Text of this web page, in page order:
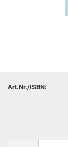
Art.Nr./ISBN: